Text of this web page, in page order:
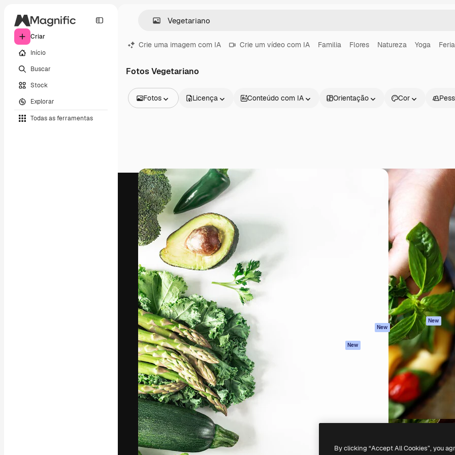
Criar
Início
Buscar
Stock
Explorar
Todas as ferramentas
Crie uma imagem com IA Crie um vídeo com IA Familia Flores Natureza Yoga
Fotos Vegetariano
Fotos
Vídeos
Clipes de vídeo
Animações
Modelos de vídeos
Ícones
Modelos 3D
Fontes
Licença Conteúdo com IA Orientação Cor
A plataforma criativa para você direcionar
seu melhor trabalho. Mais de 1 milhão de
assinantes entre criativos, empresas,
agências e estúdios.
Português
New
New
Começar
Academy
Documentação
Atendimento
Termos e
condições
Política de
privacidade
Originais New
Política de cookies
Central de
confiabilidade
Afiliados
Empresas
Copyright © 2010- Todos os direitos reservados.
By clicking “Accept All Cookies”, you